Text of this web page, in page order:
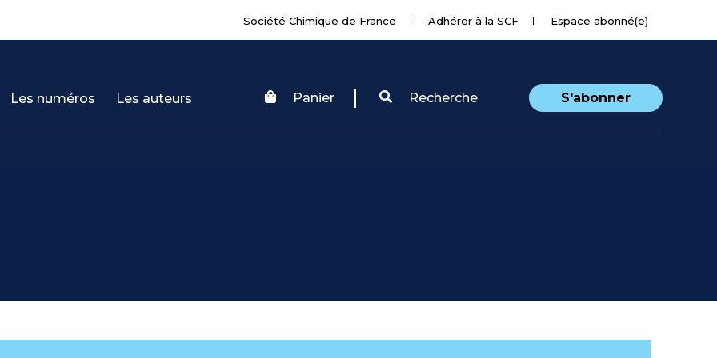
Société Chimique de France Adhérer à la SCF Espace abonné(e)
Les numéros Les auteurs Panier Recherche S'abonner